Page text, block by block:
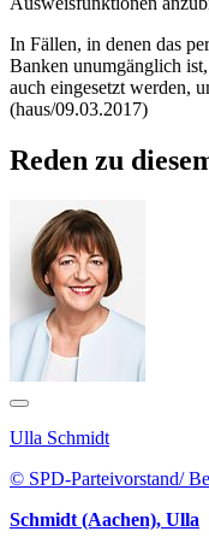
In Fällen, in denen das
Banken unumgänglich
auch eingesetzt werden,
(haus/09.03.2017)
Reden zu
Ulla Schmidt
© SPD-Parteivorstand/
Schmidt (Aachen), Ulla